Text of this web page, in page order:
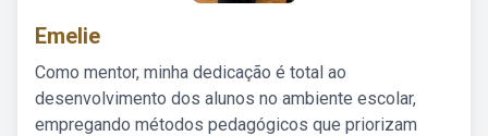
Emelie
Como mentor, minha dedicação é total ao
desenvolvimento dos alunos no ambiente escolar,
empregando métodos pedagógicos que priorizam